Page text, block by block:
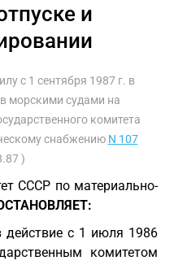
и
с 1 сентября 1987 г. в
морскими судами на
комитета
снабжению N 107
)
СССР по материально-
действие с 1 июля 1986
комитетом